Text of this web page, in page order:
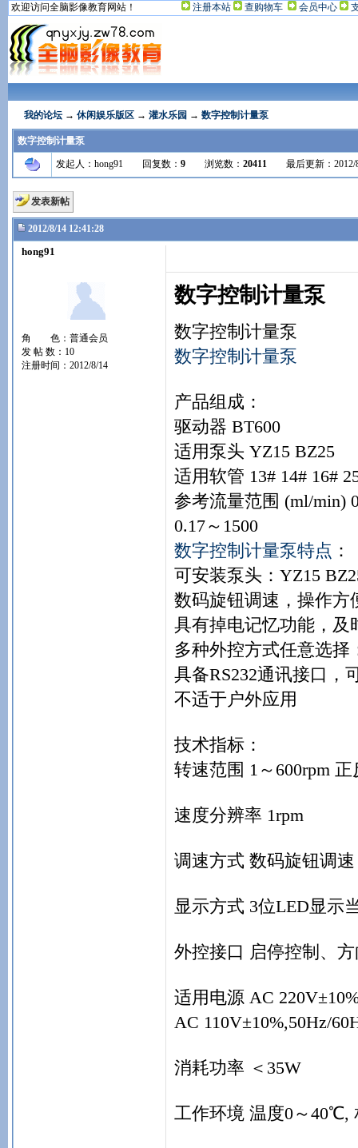
欢迎访问全脑影像教育网站！ 注册本站 查购物车 会员中心
我的论坛 → 休闲娱乐版区 → 灌水乐园 → 数字控制计量泵
数字控制计量泵
发起人：hong91 回复数： 9 浏览数： 20411 最后更新：2012/8/
发表新帖
2012/8/14 12:41:28
hong91
角 色：普通会员
发 帖 数：10
注册时间：2012/8/14
数字控制计量泵
数字控制计量泵
数字控制计量泵
产品组成：
驱动器 BT600
适用泵头 YZ15 BZ25
适用软管 13# 14# 16#
参考流量范围 (ml/min)
0.17～1500
数字控制计量泵特点 ：
可安装泵头：YZ15
数码旋钮调速，操作方
具有掉电记忆功能，及
多种外控方式任意选择
具备RS232通讯接口，
不适于户外应用
技术指标：
转速范围 1～600rpm
速度分辨率 1rpm
调速方式 数码旋钮调速
显示方式 3位LED显示
外控接口 启停控制、
适用电源 AC
AC 110V±10%,50Hz/
消耗功率 ＜35W
工作环境 温度0～40℃,